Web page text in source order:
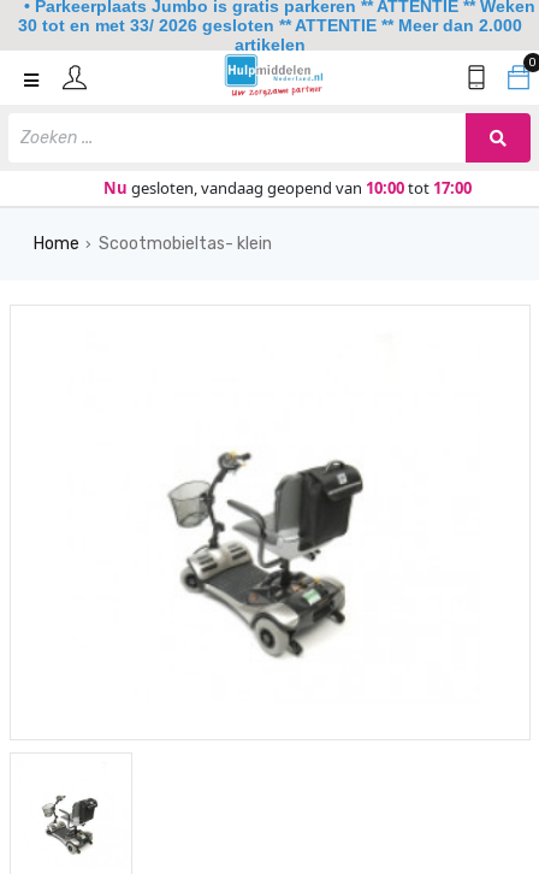
0
Nu gesloten, vandaag geopend van 10:00tot 17:00
Home
Home › Scootmobieltas- klein
• Parkeerplaats Jumbo is gratis parkeren ** ATTENTIE ** Weken
30 tot en met 33/ 2026 gesloten ** ATTENTIE ** Meer dan 2.000
artikelen